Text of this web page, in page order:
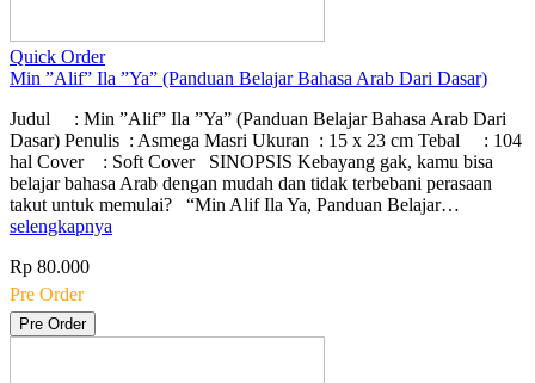
Quick Order
Min ”Alif” Ila ”Ya” (Panduan Belajar Bahasa Arab Dari Dasar)
Judul : Min ”Alif” Ila ”Ya” (Panduan Belajar Bahasa Arab Dari
Dasar) Penulis : Asmega Masri Ukuran : 15 x 23 cm Tebal : 104
hal Cover : Soft Cover SINOPSIS Kebayang gak, kamu bisa
belajar bahasa Arab dengan mudah dan tidak terbebani perasaan
takut untuk memulai? “Min Alif Ila Ya, Panduan Belajar…
selengkapnya
Rp 80.000
Pre Order
Pre Order